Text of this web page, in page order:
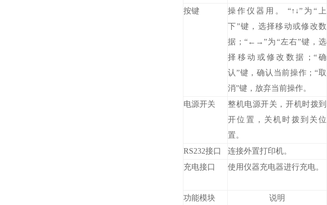
按键
操作仪器用。 “↑↓”为“上
下”键，选择移动或修改数
据；“←→”为“左右”键，选
择移动或修改数据；“确
认”键，确认当前操作；“取
消”键，放弃当前操作。
电源开关
整机电源开关，开机时拨到
开位置，关机时拨到关位
置。
RS232接口
连接外置打印机。
充电接口
使用仪器充电器进行充电。
功能模块 说明